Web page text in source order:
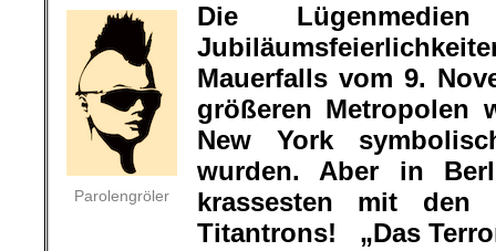
Parolengröler
Die
Mauerfalls vom 9.
größeren Metropolen
New York
wurden. Aber in
krassesten mit den
Titantrons! „Das